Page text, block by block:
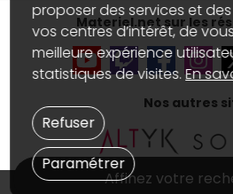
Affinez votre
Accessibilité : non conforme
Materiel.net sur les
Nos autres
proposer des services et
vos centres d’intérêt, de
meilleure expérience
statistiques de visites.En
Paramétrer
Refuser